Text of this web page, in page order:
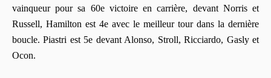
vainqueur pour sa 60e victoire en carrière, devant Norris et
Russell, Hamilton est 4e avec le meilleur tour dans la dernière
boucle. Piastri est 5e devant Alonso, Stroll, Ricciardo, Gasly et
Ocon.